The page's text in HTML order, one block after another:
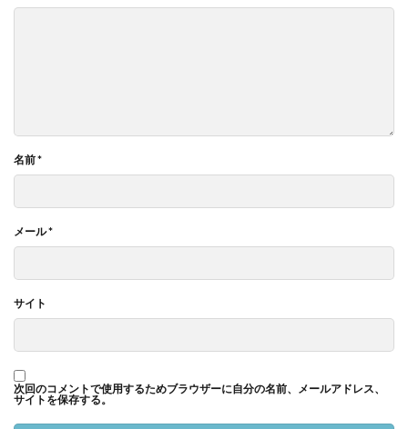
名前*
メール*
サイト
次回のコメントで使用するためブラウザーに自分の名前、メールアドレス、
サイトを保存する。